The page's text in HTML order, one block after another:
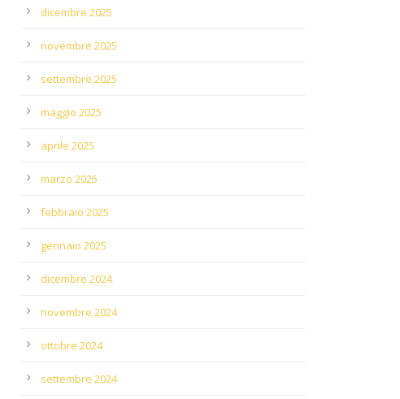
dicembre 2025
novembre 2025
settembre 2025
maggio 2025
aprile 2025
marzo 2025
febbraio 2025
gennaio 2025
dicembre 2024
novembre 2024
ottobre 2024
settembre 2024